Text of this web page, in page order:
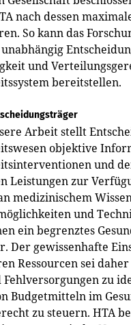
nach dessen
So kann das
und
bereitstellen.
Arbeit stellt
objektive
und
Leistungen zur
medizinischem
und
ein begrenztes
Der gewissenhafte
Ressourcen sei
Fehlversorgungen zu
Budgetmitteln im
zu steuern. HTA